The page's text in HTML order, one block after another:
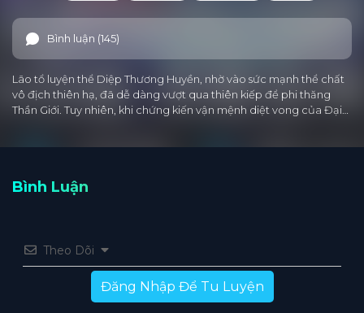
Bình luận (145)
Lão tổ luyện thể Diệp Thương Huyền, nhờ vào sức mạnh thể chất
vô địch thiên hạ, đã dễ dàng vượt qua thiên kiếp để phi thăng
Thần Giới. Tuy nhiên, khi chứng kiến vận mệnh diệt vong của Đại…
Bình Luận
Theo Dõi
Đăng Nhập Để Tu Luyện